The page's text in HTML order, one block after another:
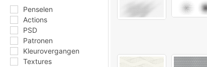
Penselen
Actions
PSD
Patronen
Kleurovergangen
Textures